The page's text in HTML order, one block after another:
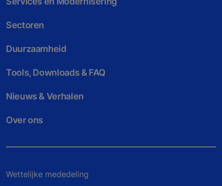
Sectoren
Duurzaamheid
Tools, Downloads & FAQ
Nieuws & Verhalen
Over ons
Wettelijke mededeling